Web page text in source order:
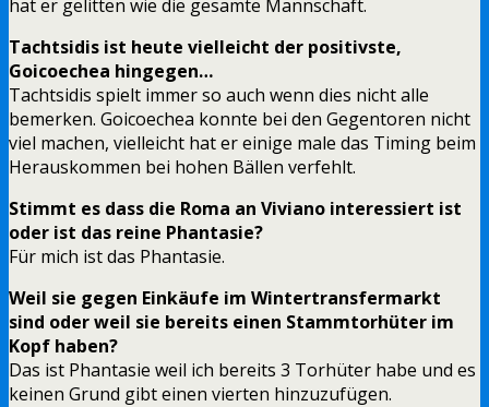
hat er gelitten wie die gesamte Mannschaft.
Tachtsidis ist heute vielleicht der positivste,
Goicoechea hingegen…
Tachtsidis spielt immer so auch wenn dies nicht alle
bemerken. Goicoechea konnte bei den Gegentoren nicht
viel machen, vielleicht hat er einige male das Timing beim
Herauskommen bei hohen Bällen verfehlt.
Stimmt es dass die Roma an Viviano interessiert ist
oder ist das reine Phantasie?
Für mich ist das Phantasie.
Weil sie gegen Einkäufe im Wintertransfermarkt
sind oder weil sie bereits einen Stammtorhüter im
Kopf haben?
Das ist Phantasie weil ich bereits 3 Torhüter habe und es
keinen Grund gibt einen vierten hinzuzufügen.